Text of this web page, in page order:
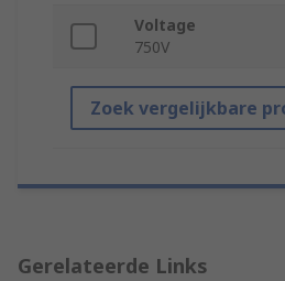
Voltage
750V
Zoek vergelijkbare
Gerelateerde Links